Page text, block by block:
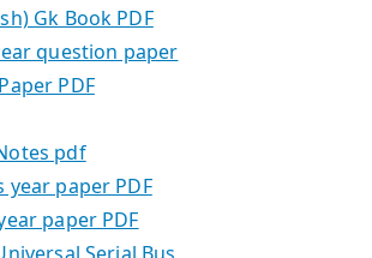
Gk Book PDF
question paper
PDF
pdf
year paper PDF
paper PDF